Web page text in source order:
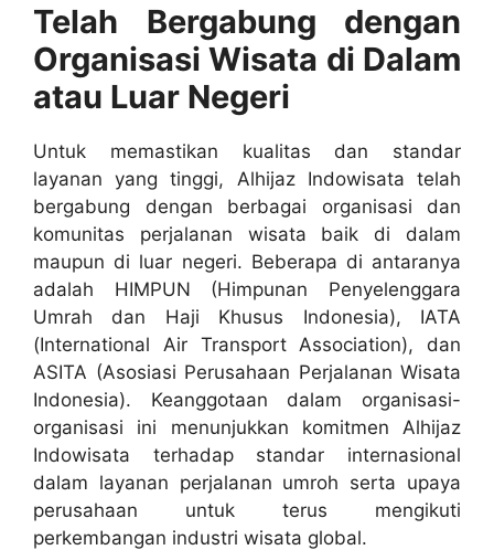
Telah Bergabung dengan
Organisasi Wisata di Dalam
atau Luar Negeri
Untuk memastikan kualitas dan standar
layanan yang tinggi, Alhijaz Indowisata telah
bergabung dengan berbagai organisasi dan
komunitas perjalanan wisata baik di dalam
maupun di luar negeri. Beberapa di antaranya
adalah HIMPUN (Himpunan Penyelenggara
Umrah dan Haji Khusus Indonesia), IATA
(International Air Transport Association), dan
ASITA (Asosiasi Perusahaan Perjalanan Wisata
Indonesia). Keanggotaan dalam organisasi-
organisasi ini menunjukkan komitmen Alhijaz
Indowisata terhadap standar internasional
dalam layanan perjalanan umroh serta upaya
perusahaan untuk terus mengikuti
perkembangan industri wisata global.